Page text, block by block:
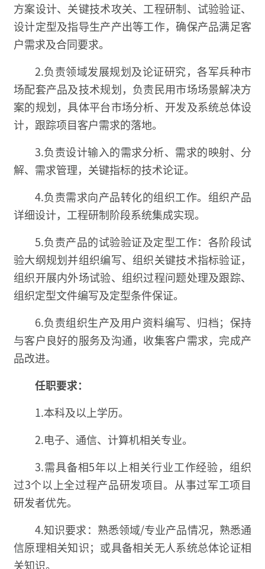
方案设计、关键技术攻关、工程研制、试验验证、
设计定型及指导生产产出等工作，确保产品满足客
户需求及合同要求。
2.负责领域发展规划及论证研究，各军兵种市
场配套产品及技术规划，负责民用市场场景解决方
案的规划，具体平台市场分析、开发及系统总体设
计，跟踪项目客户需求的落地。
3.负责设计输入的需求分析、需求的映射、分
解、需求管理，关键指标的技术论证。
4.负责需求向产品转化的组织工作。组织产品
详细设计，工程研制阶段系统集成实现。
5.负责产品的试验验证及定型工作：各阶段试
验大纲规划并组织编写、组织关键技术指标验证，
组织开展内外场试验、组织过程问题处理及跟踪、
组织定型文件编写及定型条件保证。
6.负责组织生产及用户资料编写、归档；保持
与客户良好的服务及沟通，收集客户需求，完成产
品改进。
任职要求：
1.本科及以上学历。
2.电子、通信、计算机相关专业。
3.需具备相5年以上相关行业工作经验，组织
过3个以上全过程产品研发项目。从事过军工项目
研发者优先。
4.知识要求：熟悉领域/专业产品情况，熟悉通
信原理相关知识；或具备相关无人系统总体论证相
关知识。